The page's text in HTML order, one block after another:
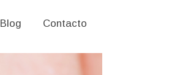
Blog Contacto